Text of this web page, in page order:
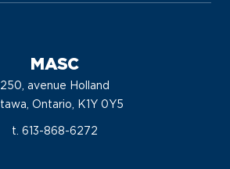
MASC
250, avenue Holland
Ontario, K1Y 0Y5
t. 613-868-6272